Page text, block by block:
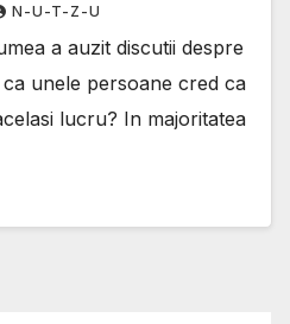
N-U-T-Z-U
a auzit discutii despre
unele persoane cred ca
lucru? In majoritatea